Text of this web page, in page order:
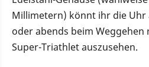
Millimetern) könnt ihr die Uhr
oder abends beim Weggehen
Super-Triathlet auszusehen.